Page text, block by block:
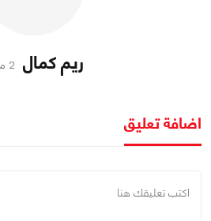
ريم كمال 2 متابع
اضافة تعليق